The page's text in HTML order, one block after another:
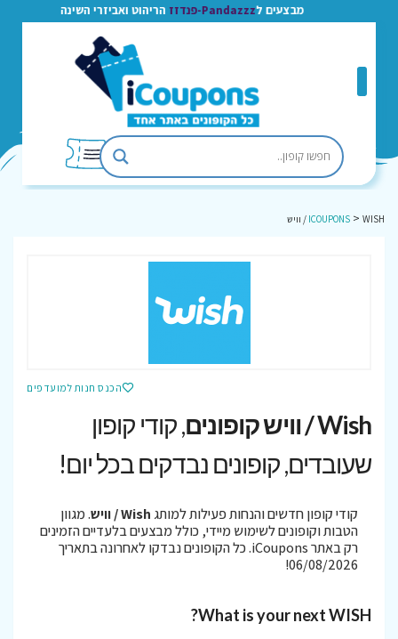
מבצעים לPandazzz-פנדזז הריהוט ואביזרי השינה
ICOUPONS > WISH / וויש
הכנס חנות למועדפים
Wish / וויש קופונים
, קודי קופון
שעובדים, קופונים נבדקים בכל יום!
קודי קופון חדשים והנחות פעילות למותגWish / וויש
. מגוון
הטבות וקופונים לשימוש מיידי, כולל מבצעים בלעדיים הזמינים
רק באתר iCoupons. כל הקופונים נבדקו לאחרונה בתאריך
06/08/2026!
What is your next WISH?